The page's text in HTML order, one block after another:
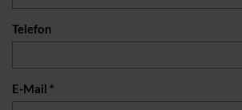
Telefon
E-Mail *